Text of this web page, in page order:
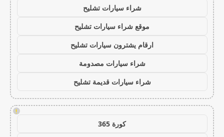
شراء سيارات تشليح
موقع شراء سيارات تشليح
ارقام يشترون سيارات تشليح
شراء سيارات مصدومة
شراء سيارات قديمة تشليح
!
كورة 365